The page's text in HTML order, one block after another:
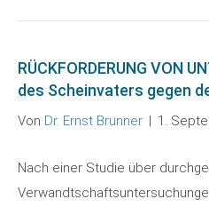
RÜCKFORDERUNG VON
des Scheinvaters gegen
Von Dr. Ernst Brunner | 1.
Nach einer Studie über